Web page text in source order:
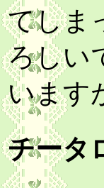
てしま
ろしい
います
チータ